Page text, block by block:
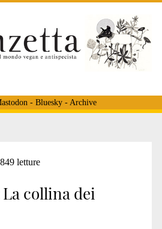
- Bluesky- Archive
letture
collina dei